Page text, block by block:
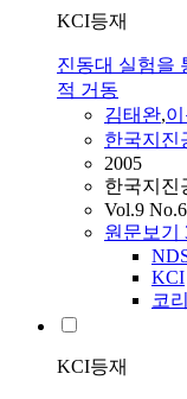
KCI등재
진동대 실험을
적 거동
김태완,
한국지진
2005
한국지진
Vol.9 No.6
원문보기
KCI
코
KCI등재